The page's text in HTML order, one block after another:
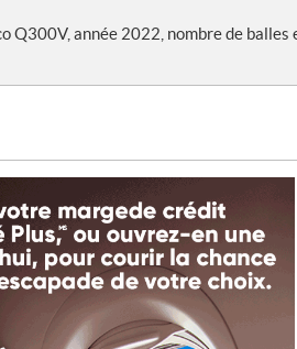
Q300V, année 2022, nombre de